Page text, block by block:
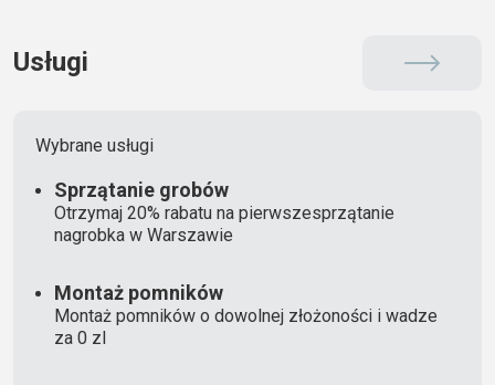
Usługi
Wybrane usługi
Sprzątanie grobów
Otrzymaj 20% rabatu na pierwszesprzątanie
nagrobka w Warszawie
Montaż pomników
Montaż pomników o dowolnej złożoności i wadze
za 0 zl